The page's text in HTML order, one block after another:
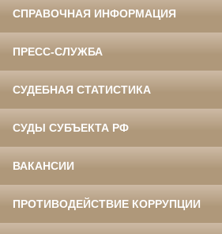
СПРАВОЧНАЯ ИНФОРМАЦИЯ
ПРЕСС-СЛУЖБА
СУДЕБНАЯ СТАТИСТИКА
СУДЫ СУБЪЕКТА РФ
ВАКАНСИИ
ПРОТИВОДЕЙСТВИЕ КОРРУПЦИИ